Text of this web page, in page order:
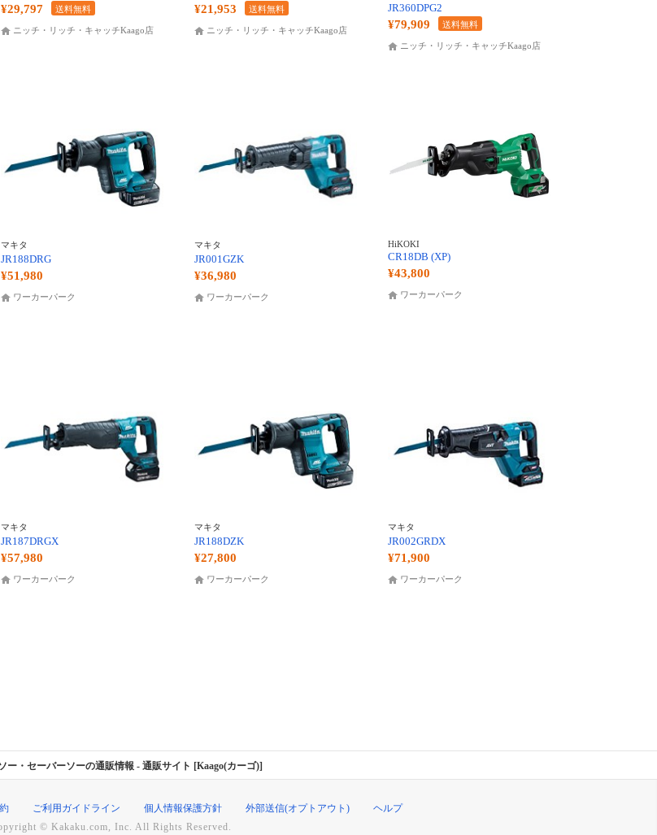
¥29,797 送料無料
ニッチ・リッチ・キャッチKaago店
¥21,953 送料無料
ニッチ・リッチ・キャッチKaago店
JR360DPG2
¥79,909 送料無料
ニッチ・リッチ・キャッチKaago店
マキタ
JR188DRG
¥51,980
ワーカーパーク
マキタ
JR001GZK
¥36,980
ワーカーパーク
HiKOKI
CR18DB (XP)
¥43,800
ワーカーパーク
マキタ
JR187DRGX
¥57,980
ワーカーパーク
マキタ
JR188DZK
¥27,800
ワーカーパーク
マキタ
JR002GRDX
¥71,900
ワーカーパーク
ー・セーバーソーの通販情報 - 通販サイト [Kaago(カーゴ)]
ご利用ガイドライン 個人情報保護方針 外部送信(オプトアウト)
ヘルプ
© Kakaku.com, Inc. All Rights Reserved.